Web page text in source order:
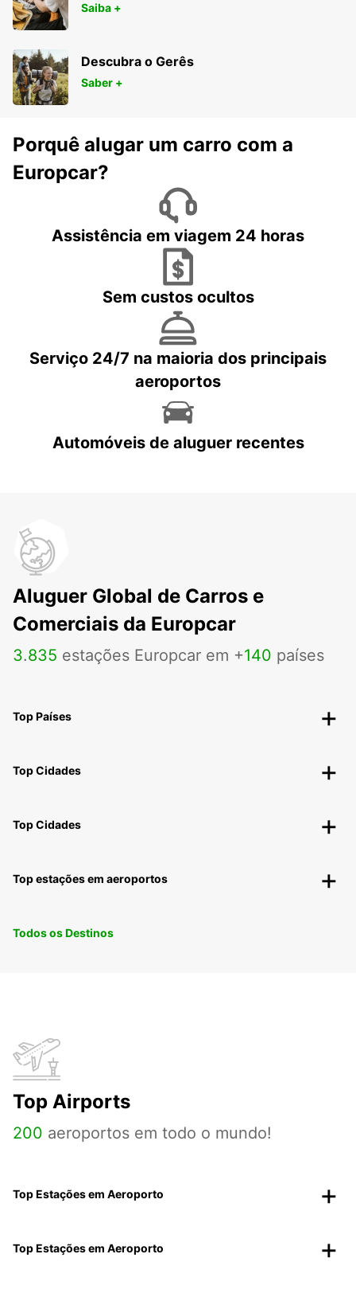
Saiba +
Descubra o Gerês
Saber +
Porquê alugar um carro com a
Europcar?
Assistência em viagem 24 horas
Sem custos ocultos
Serviço 24/7 na maioria dos principais
aeroportos
Automóveis de aluguer recentes
Aluguer Global de Carros e
Comerciais da Europcar
3.835 estações Europcar em +140 países
Top Países
Top Cidades
Top Cidades
Top estações em aeroportos
Todos os Destinos
Top Airports
200 aeroportos em todo o mundo!
Top Estações em Aeroporto
Top Estações em Aeroporto